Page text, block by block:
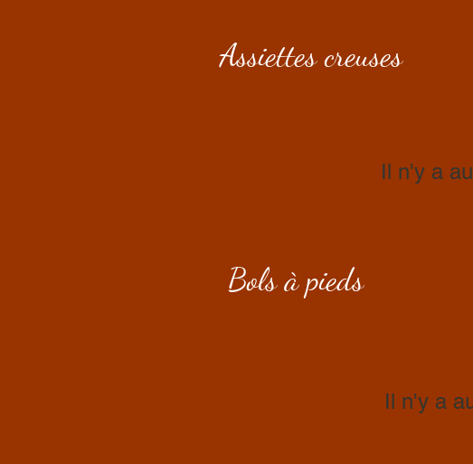
Assiettes creuses
Il n'y a
Bols à pieds
Il n'y a